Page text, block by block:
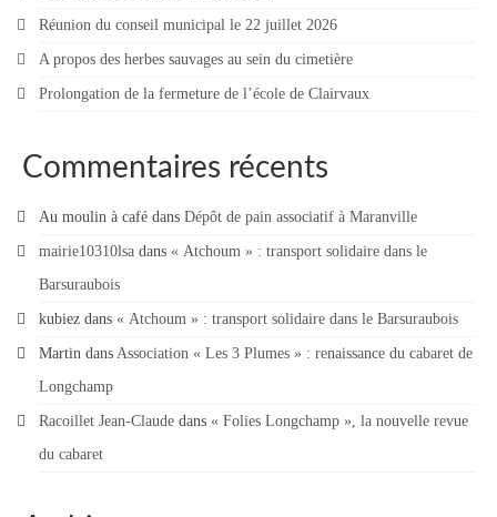
Réunion du conseil municipal le 22 juillet 2026
A propos des herbes sauvages au sein du cimetière
Prolongation de la fermeture de l’école de Clairvaux
Commentaires récents
Au moulin à café dans Dépôt de pain associatif à Maranville
mairie10310lsa dans « Atchoum » : transport solidaire dans le
Barsuraubois
kubiez dans « Atchoum » : transport solidaire dans le Barsuraubois
Martin dans Association « Les 3 Plumes » : renaissance du cabaret de
Longchamp
Racoillet Jean-Claude dans « Folies Longchamp », la nouvelle revue
du cabaret